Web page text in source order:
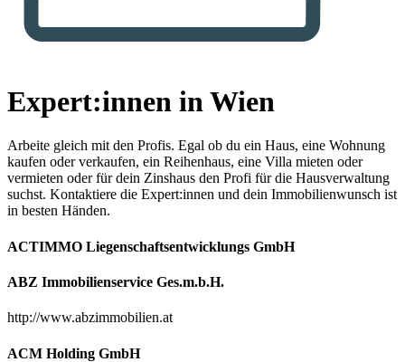
Expert:innen in Wien
Arbeite gleich mit den Profis. Egal ob du ein Haus, eine Wohnung
kaufen oder verkaufen, ein Reihenhaus, eine Villa mieten oder
vermieten oder für dein Zinshaus den Profi für die Hausverwaltung
suchst. Kontaktiere die Expert:innen und dein Immobilienwunsch ist
in besten Händen.
ACTIMMO Liegenschaftsentwicklungs GmbH
ABZ Immobilienservice Ges.m.b.H.
http://www.abzimmobilien.at
ACM Holding GmbH